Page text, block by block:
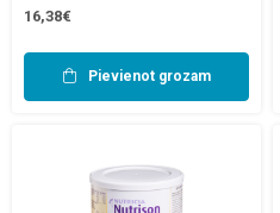
16,38€
Pievienot grozam